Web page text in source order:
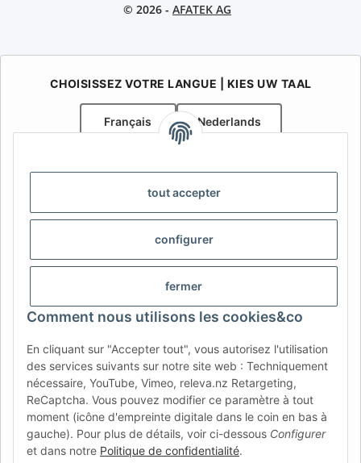
tout accepter
configurer
fermer
Comment nous utilisons les cookies&co
En cliquant sur "Accepter tout", vous autorisez l'utilisation
des services suivants sur notre site web : Techniquement
nécessaire, YouTube, Vimeo, releva.nz Retargeting,
ReCaptcha. Vous pouvez modifier ce paramètre à tout
moment (icône d'empreinte digitale dans le coin en bas à
gauche). Pour plus de détails, voir ci-dessous Configurer
et dans notre Politique de confidentialité.
© 2026 - AFATEK AG
CHOISISSEZ VOTRE LANGUE | KIES UW TAAL
Français Nederlands
specialist in onderdelen voor aanhangwagens
Contact:info@afatek.com
AFATEK INTERNATIONAL – SELECT REGION & LANGUAGE |
CHOISIR LA RÉGION ET LA LANGUE | SELECCIONAR REGIÓN E
CH (IT) BE (NL) BE (FR) NL
FR IT ES DK PL
UK NZ USA MX PT
SE FI CZ HU SK